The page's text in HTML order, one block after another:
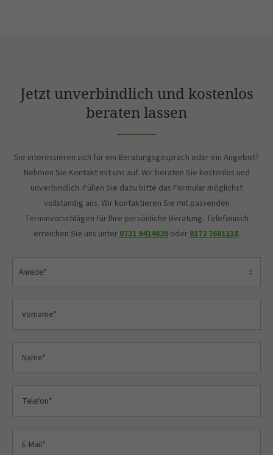
Jetzt unverbindlich und kostenlos
beraten lassen
Sie interessieren sich für ein Beratungsgespräch oder ein Angebot?
Nehmen Sie Kontakt mit uns auf. Wir beraten Sie kostenlos und
unverbindlich. Füllen Sie dazu bitte das Formular möglichst
vollständig aus. Wir kontaktieren Sie mit passenden
Terminvorschlägen für Ihre persönliche Beratung. Telefonisch
erreichen Sie uns unter0721 9414820oder0172 7601138.